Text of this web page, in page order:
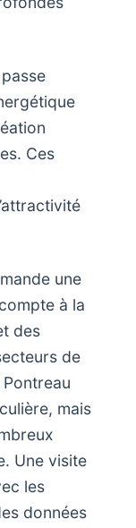
Ces
une
à la
des
de
mais
Une visite
les
données